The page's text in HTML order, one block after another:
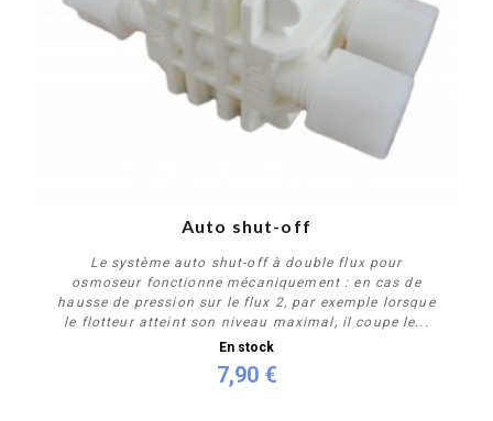
Auto shut-off
Le système auto shut-off à double flux pour
osmoseur fonctionne mécaniquement : en cas de
hausse de pression sur le flux 2, par exemple lorsque
le flotteur atteint son niveau maximal, il coupe le...
En stock
7,90 €